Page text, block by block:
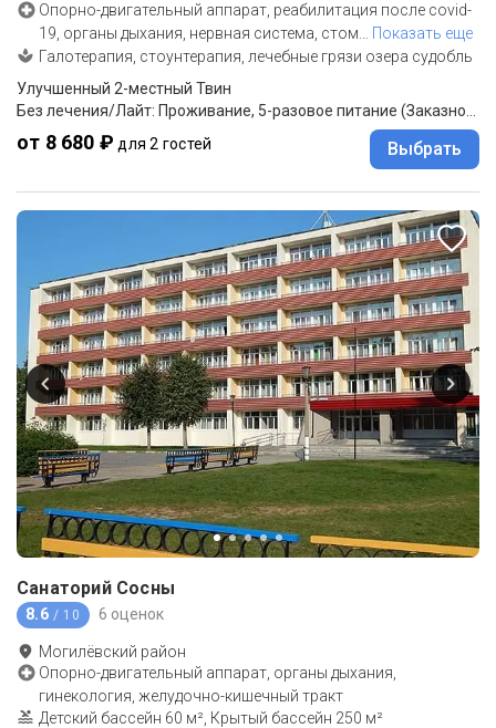
Опорно-двигательный аппарат, реабилитация после covid-
19, органы дыхания, нервная система, стом… Показать еще
Галотерапия, стоунтерапия, лечебные грязи озера судобль
Улучшенный 2-местный Твин
Без лечения/Лайт: Проживание, 5-разовое питание (Заказное меню с элементами шведского стола)
от 8 680 ₽ для 2 гостей Выбрать
Санаторий Сосны
8.6 / 10 6 оценок
Могилёвский район
Опорно-двигательный аппарат, органы дыхания,
гинекология, желудочно-кишечный тракт
Детский бассейн 60 м², Крытый бассейн 250 м²